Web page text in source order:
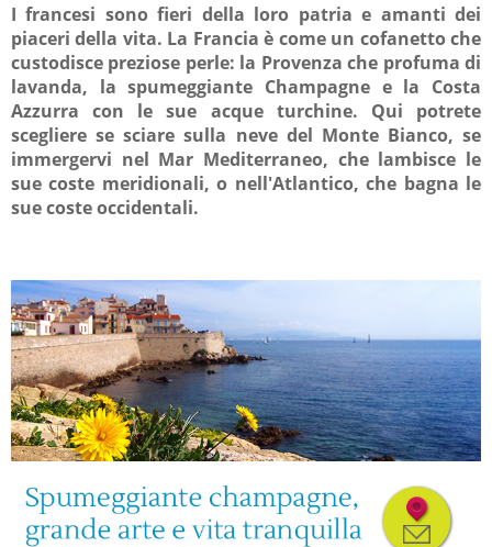
I francesi sono fieri della loro patria e amanti dei
piaceri della vita. La Francia è come un cofanetto che
custodisce preziose perle: la Provenza che profuma di
lavanda, la spumeggiante Champagne e la Costa
Azzurra con le sue acque turchine. Qui potrete
scegliere se sciare sulla neve del Monte Bianco, se
immergervi nel Mar Mediterraneo, che lambisce le
sue coste meridionali, o nell'Atlantico, che bagna le
sue coste occidentali.